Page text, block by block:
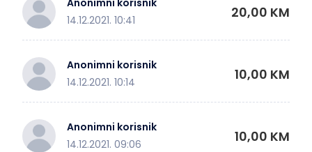
Anonimni korisnik
14.12.2021. 10:41
20,00 KM
Anonimni korisnik
14.12.2021. 10:14
10,00 KM
Anonimni korisnik
14.12.2021. 09:06
10,00 KM